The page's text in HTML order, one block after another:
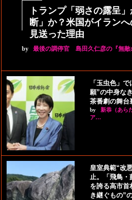
トランプ「弱さの露呈
断」か？米国がイラン
見送った理由
by 最後の調停官 島田久仁彦の『無
「玉虫色」
願”の中身な
茶番劇の舞台
by
新恭（あら
ア…
皇室典範“改
止。「飛鳥・
を誇る高市首
き継ぐもの”